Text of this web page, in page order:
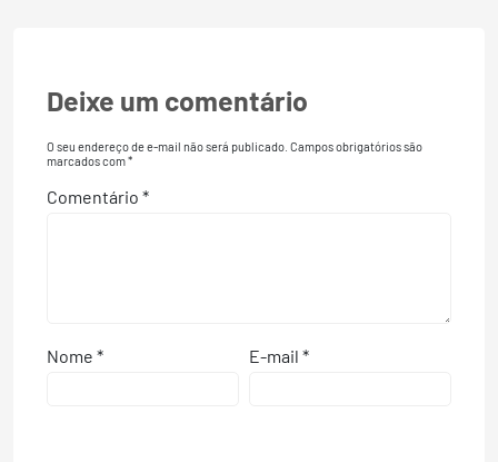
Deixe um comentário
O seu endereço de e-mail não será publicado. Campos obrigatórios são
marcados com*
Comentário *
Nome * E-mail *